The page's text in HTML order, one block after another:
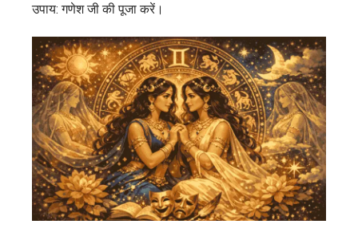
उपाय: गणेश जी की पूजा करें।